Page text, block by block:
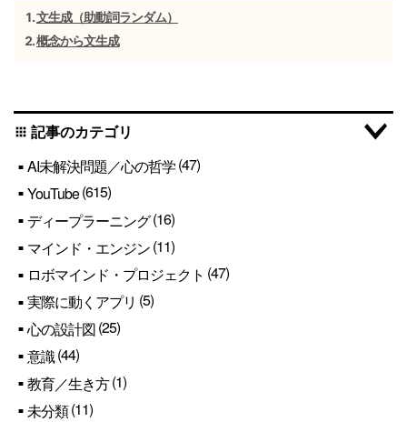
文生成（助動詞ランダム）
概念から文生成
apps 記事のカテゴリ
AI未解決問題／心の哲学(47)
YouTube(615)
ディープラーニング(16)
マインド・エンジン(11)
ロボマインド・プロジェクト (47)
実際に動くアプリ (5)
心の設計図(25)
意識(44)
教育／生き方(1)
未分類(11)